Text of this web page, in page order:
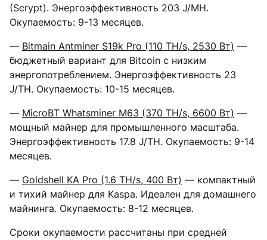
(Scrypt). Энергоэффективность 203 J/MH.
Окупаемость: 9-13 месяцев.
— Bitmain Antminer S19k Pro (110 TH/s, 2530 Вт) —
бюджетный вариант для Bitcoin с низким
энергопотреблением. Энергоэффективность 23
J/TH. Окупаемость: 10-15 месяцев.
— MicroBT Whatsminer M63 (370 TH/s, 6600 Вт) —
мощный майнер для промышленного масштаба.
Энергоэффективность 17.8 J/TH. Окупаемость: 9-14
месяцев.
— Goldshell KA Pro (1.6 TH/s, 400 Вт) — компактный
и тихий майнер для Kaspa. Идеален для домашнего
майнинга. Окупаемость: 8-12 месяцев.
Сроки окупаемости рассчитаны при средней